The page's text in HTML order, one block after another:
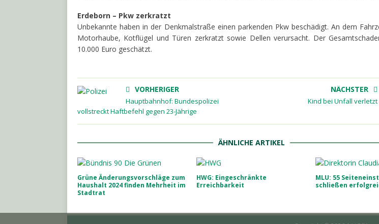
Erdeborn – Pkw zerkratzt
Unbekannte haben in der Denkmalstraße einen parkenden Pkw beschädigt. An dem
Motorhaube, Kotflügel und Türen zerkratzt sowie Dellen verursacht. Der
10.000 Euro geschätzt.
VORHERIGER
Hauptbahnhof: Bundespolizei
vollstreckt Haftbefehl gegen 23-Jährige
NÄCHSTER
Kind bei Unfall verletzt
ÄHNLICHE ARTIKEL
Grüne Änderungsvorschläge zum
Haushalt 2024 finden Mehrheit im
Stadtrat
HWG: Eingeschränkte
Erreichbarkeit
MLU: 55
schließen